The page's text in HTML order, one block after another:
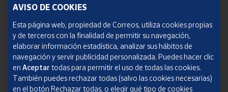
Política de cookies
Aviso legal
Condiciones del servicio
Política de Privacidad Web
AVISO DE COOKIES
Esta página web, propiedad de Correos, utiliza cookies propias
y de terceros con la finalidad de permitir su navegación,
elaborar información estadística, analizar sus hábitos de
navegación y servir publicidad personalizada. Puedes hacer clic
en Aceptar todas para permitir el uso de todas las cookies.
También puedes rechazar todas (salvo las cookies necesarias)
en el botón Rechazar todas, o elegir qué tipo de cookies